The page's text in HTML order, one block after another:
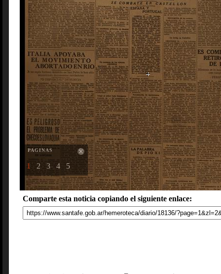
PAGINAS
1 2 3 4 5
Comparte esta noticia copiando el siguiente enlace: